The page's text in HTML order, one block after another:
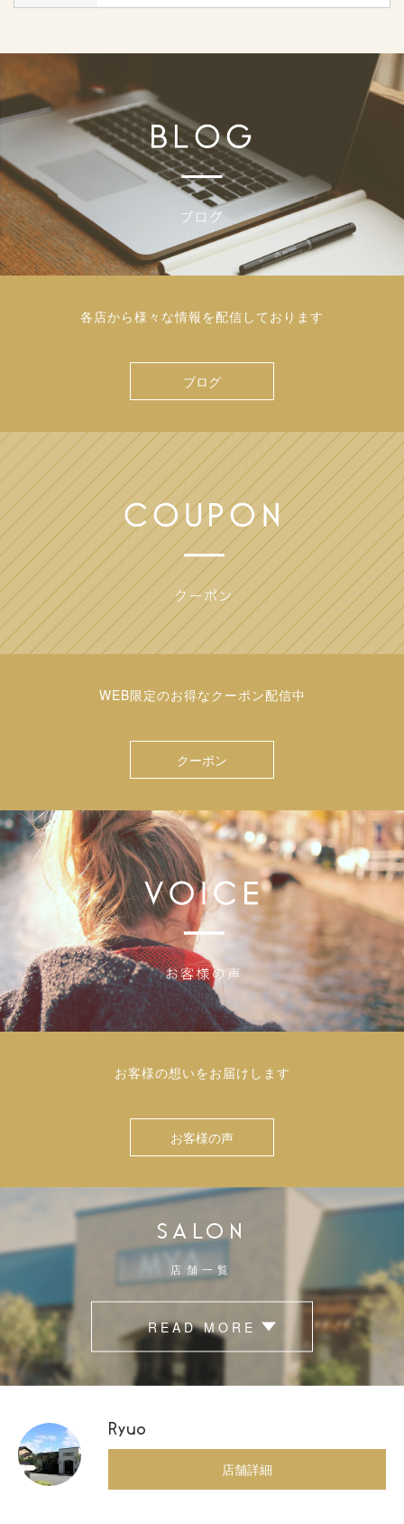
各店から様々な情報を配信しております
ブログ
WEB限定のお得なクーポン配信中
クーポン
お客様の想いをお届けします
お客様の声
SALON
店舗一覧
READ MORE
Ryuo
店舗詳細